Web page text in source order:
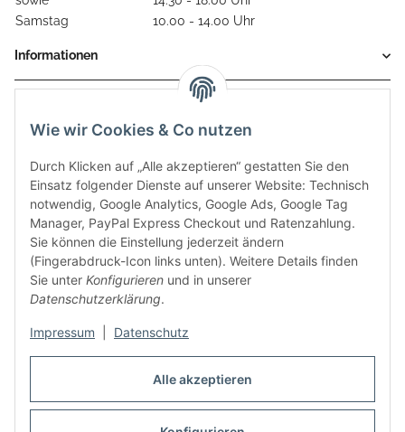
Alle akzeptieren
Wie wir Cookies & Co nutzen
Durch Klicken auf „Alle akzeptieren“ gestatten Sie den
Einsatz folgender Dienste auf unserer Website: Technisch
notwendig, Google Analytics, Google Ads, Google Tag
Manager, PayPal Express Checkout und Ratenzahlung.
Sie können die Einstellung jederzeit ändern
(Fingerabdruck-Icon links unten). Weitere Details finden
Sie unter Konfigurieren und in unserer
Datenschutzerklärung.
Impressum Datenschutz
Samstag
10.00 - 14.00 Uhr
Informationen
Diese Seite wurde zuletzt am 08.07.2026 aktualisiert.